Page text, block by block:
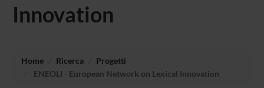
Innovation
Home Ricerca
Progetti
ENEOLI - European Network on Lexical Innovation